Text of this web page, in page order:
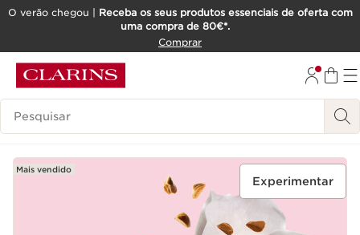
SALTAR PARA O CONTEÚDO
O verão chegou | Receba os seus produtos essenciais de oferta com
uma compra de 80€*.
Comprar
Pesquisar Legenda
Mais vendido
Experimentar